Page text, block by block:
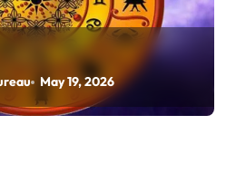
May 19, 2026